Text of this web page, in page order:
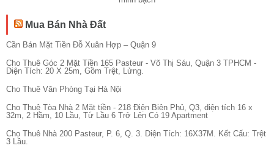
Mua Bán Nhà Đất
Cần Bán Mặt Tiền Đỗ Xuân Hợp – Quận 9
Cho Thuê Góc 2 Mặt Tiền 165 Pasteur - Võ Thị Sáu, Quận 3 TPHCM -
Diện Tích: 20 X 25m, Gồm Trệt, Lửng.
Cho Thuê Văn Phòng Tại Hà Nội
Cho Thuê Tòa Nhà 2 Mặt tiền - 218 Điện Biên Phủ, Q3, diện tích 16 x
32m, 2 Hầm, 10 Lầu, Từ Lầu 6 Trở Lên Có 19 Apartment
Cho Thuê Nhà 200 Pasteur, P. 6, Q. 3. Diện Tích: 16X37M. Kết Cấu: Trệt
3 Lầu.